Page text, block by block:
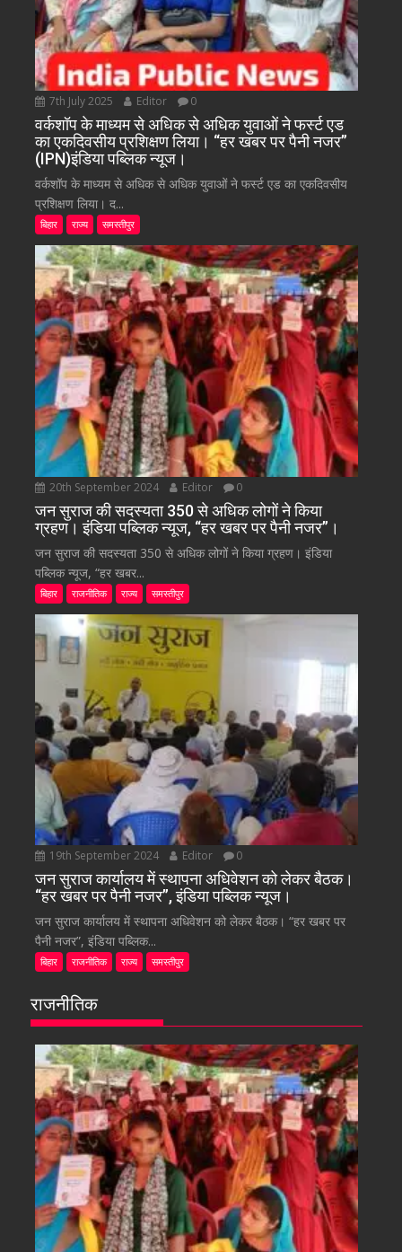
7th July 2025 Editor 0
वर्कशॉप के माध्यम से अधिक से अधिक युवाओं ने फर्स्ट एड
का एकदिवसीय प्रशिक्षण लिया। “हर खबर पर पैनी नजर”
(IPN)इंडिया पब्लिक न्यूज।
वर्कशॉप के माध्यम से अधिक से अधिक युवाओं ने फर्स्ट एड का एकदिवसीय
प्रशिक्षण लिया। द...
बिहार राज्य समस्तीपुर
20th September 2024 Editor 0
जन सुराज की सदस्यता 350 से अधिक लोगों ने किया
ग्रहण। इंडिया पब्लिक न्यूज, “हर खबर पर पैनी नजर”।
जन सुराज की सदस्यता 350 से अधिक लोगों ने किया ग्रहण। इंडिया
पब्लिक न्यूज, “हर खबर...
बिहार राजनीतिक राज्य समस्तीपुर
19th September 2024 Editor 0
जन सुराज कार्यालय में स्थापना अधिवेशन को लेकर बैठक।
“हर खबर पर पैनी नजर”, इंडिया पब्लिक न्यूज।
जन सुराज कार्यालय में स्थापना अधिवेशन को लेकर बैठक। “हर खबर पर
पैनी नजर”, इंडिया पब्लिक...
बिहार राजनीतिक राज्य समस्तीपुर
राजनीतिक